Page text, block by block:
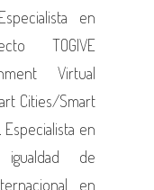
en
TOGIVE
Virtual
Cities/Smart
Especialista en
de
en